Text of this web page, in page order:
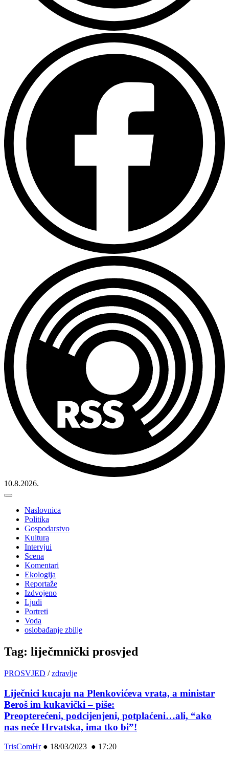
10.8.2026.
Naslovnica
Politika
Gospodarstvo
Kultura
Intervjui
Scena
Komentari
Ekologija
Reportaže
Izdvojeno
Ljudi
Portreti
Voda
oslobađanje zbilje
Tag: liječmnički prosvjed
PROSVJED /zdravlje
Liječnici kucaju na Plenkovićeva vrata, a ministar
Beroš im kukavički – piše:
Preopterećeni, podcijenjeni, potplaćeni…ali, “ako
nas neće Hrvatska, ima tko bi”!
TrisComHr● 18/03/2023 ● 17:20